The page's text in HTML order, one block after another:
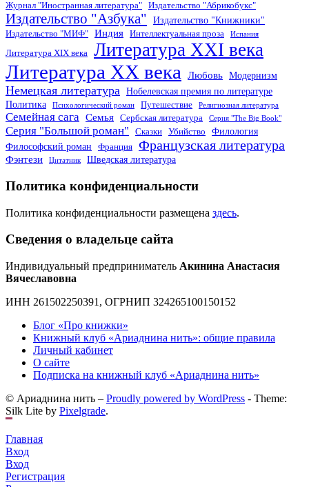
Журнал "Иностранная литература"
Издательство "Абрикобукс"
Издательство "Азбука" Издательство "Книжники"
Издательство "МИФ" Индия Интеллектуальная проза Испания
Литература XIX века Литература XXI века
Литература XX века Любовь Модернизм
Немецкая литература Нобелевская премия по литературе
Политика
Психологический роман Путешествие Религиозная литература
Семейная сага Семья Сербская литература Серия "The Big Book"
Серия "Большой роман" Сказки Убийство
Филология
Философский роман
Франция Французская литература
Фэнтези Цитатник Шведская литература
Политика конфиденциальности
Политика конфиденциальности размещена здесь.
Сведения о владельце сайта
Индивидуальный предприниматель Акинина Анастасия
Вячеславовна
ИНН 261502250391, ОГРНИП 324265100150152
Блог «Про книжки»
Книжный клуб «Ариаднина нить»: общие правила
Личный кабинет
О сайте
Подписка на книжный клуб «Ариаднина нить»
© Ариаднина нить – Proudly powered by WordPress - Theme:
Silk Lite by Pixelgrade.
Главная
Вход
Вход
Регистрация